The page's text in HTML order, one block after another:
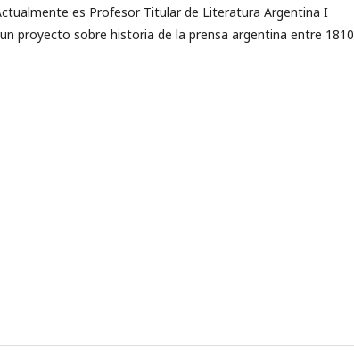
es Profesor Titular de Literatura Argentina I
proyecto sobre historia de la prensa argentina entre 1810